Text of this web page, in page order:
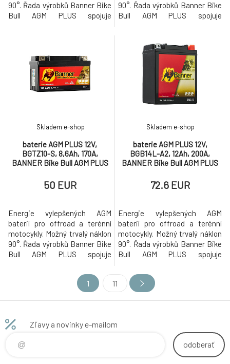
90°. Řada výrobků Banner Bike
Bull AGM PLUS spojuje
spolehlivostí. Ideálně vhodné
pro enduro a terénní motocykly.
Bike Bull AGM PLUS je vysoce
vyspělá kvalitní baterie s skel
90°. Řada výrobků Banner Bike
Bull AGM PLUS spojuje
komfortem a provozní
spolehlivostí. Ideálně vhodné
pro enduro a terénní motocykly.
Bike Bull AGM PLUS je vysoce
vyspělá kvalitní baterie s skel
baterie AGM PLUS 12V,
BGTZ10-S, 8,6Ah, 170A,
BANNER Bike Bull AGM PLUS
Skladem e-shop
50 EUR
Energie vylepšených AGM
baterií pro offroad a terénní
motocykly. Možný trvalý náklon
90°. Řada výrobků Banner Bike
Bull AGM PLUS spojuje
maximálním uživatelským
komfortem a provozní
spolehlivostí. Ideálně vhodné
vyspělá kvalitní baterie s skel
baterie AGM PLUS 12V,
BGB14L-A2, 12Ah, 200A,
BANNER Bike Bull AGM PLUS
Skladem e-shop
72.6 EUR
Energie vylepšených AGM
baterií pro offroad a terénní
motocykly. Možný trvalý náklon
90°. Řada výrobků Banner Bike
Bull AGM PLUS spojuje
maximálním uživatelským
komfortem a provozní
spolehlivostí. Ideálně vhodné
1 11
Zľavy a novinky e-mailom
odoberať